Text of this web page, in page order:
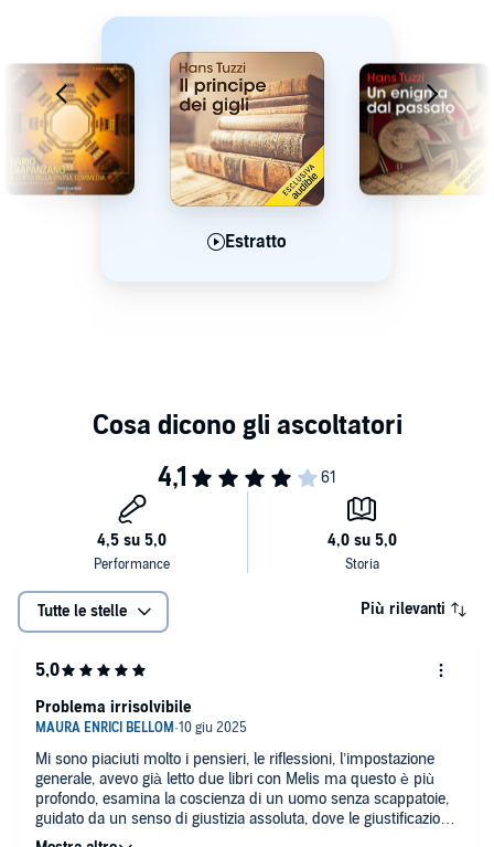
Estratto
Tutte le stelle Più rilevanti
Mi sono piaciuti molto i pensieri, le riflessioni, l’impostazione
generale, avevo già letto due libri con Melis ma questo è più
profondo, esamina la coscienza di un uomo senza scappatoie,
guidato da un senso di giustizia assoluta, dove le giustificazioni
non possono esistere. Molto bello. Si può parteggiare per il
Problema irrisolvibile